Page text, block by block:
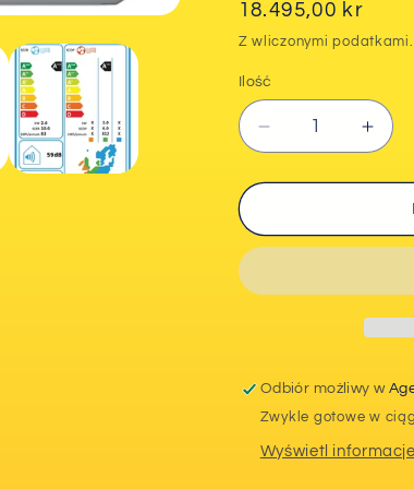
Cena
regularna
18.495,00 kr
Z wliczonymi podatkami.
Ilość
Zmniejsz
ilość
dla
VZ9-
ilość
dla
VZ9-
Odbiór możliwy w
Zwykle gotowe w
Wyświetl